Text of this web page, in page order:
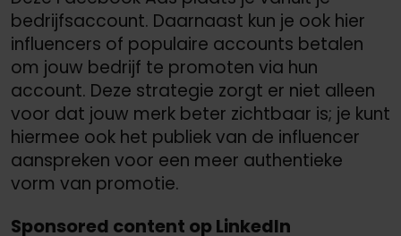
bedrijfsaccount. Daarnaast kun je ook hier
influencers of populaire accounts betalen
om jouw bedrijf te promoten via hun
account. Deze strategie zorgt er niet alleen
voor dat jouw merk beter zichtbaar is; je kunt
hiermee ook het publiek van de influencer
aanspreken voor een meer authentieke
vorm van promotie.
Sponsored content op LinkedIn